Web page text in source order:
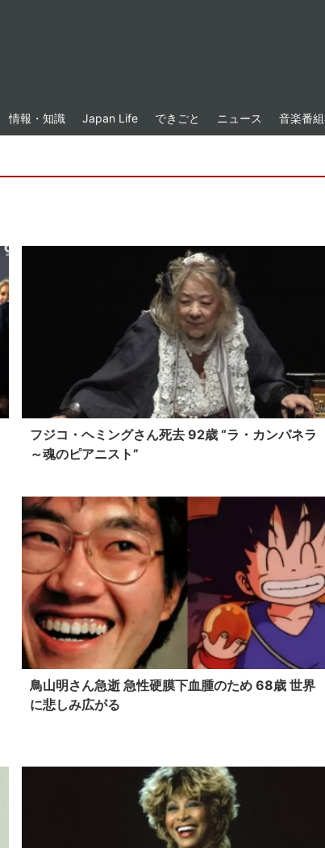
情報・知識 Japan Life できごと ニュース 音楽番
フジコ・ヘミングさん死去 92歳 “ラ・カンパネラ
～魂のピアニスト”
鳥山明さん急逝 急性硬膜下血腫のため 68歳 世界
に悲しみ広がる